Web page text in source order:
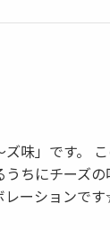
味」です。
ちにチーズ
レーションで